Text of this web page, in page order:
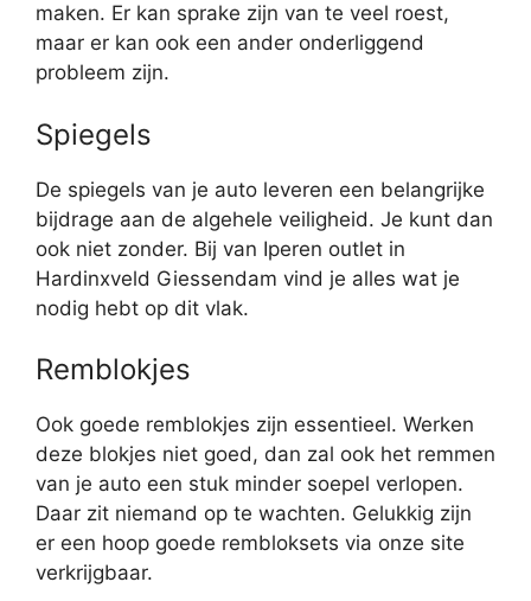
maken. Er kan sprake zijn van te veel roest,
maar er kan ook een ander onderliggend
probleem zijn.
Spiegels
De spiegels van je auto leveren een belangrijke
bijdrage aan de algehele veiligheid. Je kunt dan
ook niet zonder. Bij van Iperen outlet in
Hardinxveld Giessendam vind je alles wat je
nodig hebt op dit vlak.
Remblokjes
Ook goede remblokjes zijn essentieel. Werken
deze blokjes niet goed, dan zal ook het remmen
van je auto een stuk minder soepel verlopen.
Daar zit niemand op te wachten. Gelukkig zijn
er een hoop goede rembloksets via onze site
verkrijgbaar.